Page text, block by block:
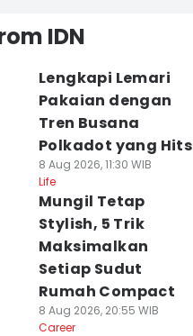
IDN
Lengkapi Lemari
Pakaian dengan
Tren Busana
Polkadot yang Hits
8 Aug 2026, 11:30 WIB
Life
Mungil Tetap
Stylish, 5 Trik
Maksimalkan
Setiap Sudut
Rumah Compact
8 Aug 2026, 20:55 WIB
Career